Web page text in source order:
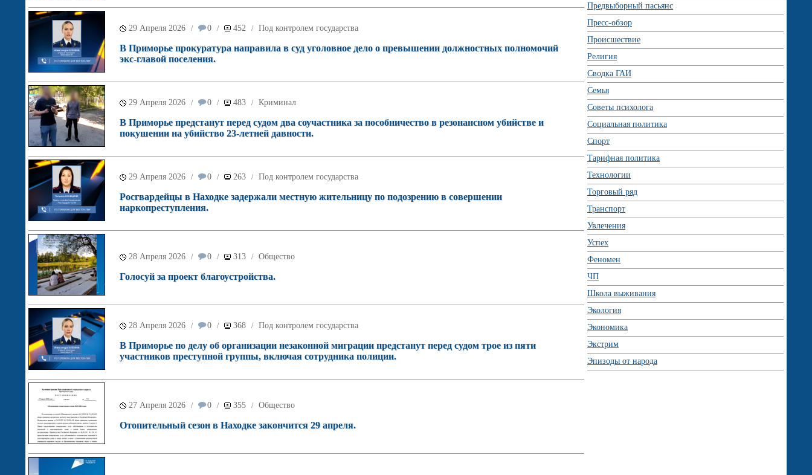
29 Апреля 2026 / 0 / 452 / Под контролем государства
В Приморье прокуратура направила в суд уголовное дело о превышении должностных полномочий
экс-главой поселения.
29 Апреля 2026 / 0 / 483 / Криминал
В Приморье предстанут перед судом два соучастника за пособничество в резонансном убийстве и
покушении на убийство 23‑летней давности.
29 Апреля 2026 / 0 / 263 / Под контролем государства
Росгвардейцы в Находке задержали местную жительницу по подозрению в совершении
наркопреступления.
28 Апреля 2026 / 0 / 313 / Общество
Голосуй за проект благоустройства.
28 Апреля 2026 / 0 / 368 / Под контролем государства
В Приморье по делу об организации незаконной миграции предстанут перед судом трое из пяти
участников преступной группы, включая сотрудника полиции.
27 Апреля 2026 / 0 / 355 / Общество
Отопительный сезон в Находке закончится 29 апреля.
Предвыборный пасьянс
Пресс-обзор
Происшествие
Религия
Сводка ГАИ
Семья
Советы психолога
Социальная политика
Спорт
Тарифная политика
Технологии
Торговый ряд
Транспорт
Увлечения
Успех
Феномен
ЧП
Школа выживания
Экология
Экономика
Экстрим
Эпизоды от народа